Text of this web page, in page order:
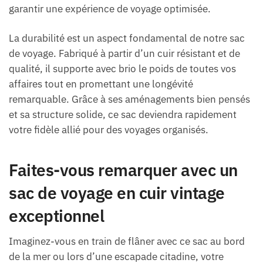
garantir une expérience de voyage optimisée.
La durabilité est un aspect fondamental de notre sac
de voyage. Fabriqué à partir d’un cuir résistant et de
qualité, il supporte avec brio le poids de toutes vos
affaires tout en promettant une longévité
remarquable. Grâce à ses aménagements bien pensés
et sa structure solide, ce sac deviendra rapidement
votre fidèle allié pour des voyages organisés.
Faites-vous remarquer avec un
sac de voyage en cuir vintage
exceptionnel
Imaginez-vous en train de flâner avec ce sac au bord
de la mer ou lors d’une escapade citadine, votre